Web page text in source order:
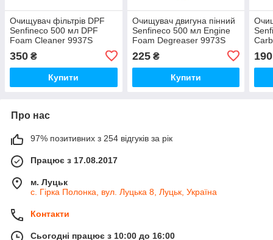
Очищувач фільтрів DPF
Senfineco 500 мл DPF
Foam Cleaner 9937S
350 ₴
Купити
Очищувач двигуна пінний
Senfineco 500 мл Engine
Foam Degreaser 9973S
225₴
Купити
190
Про нас
97% позитивних з 254 відгуків за рік
Працює з 17.08.2017
м. Луцьк
с. Гірка Полонка, вул. Луцька 8, Луцьк, Україна
Контакти
Сьогодні працює з 10:00 до 16:00